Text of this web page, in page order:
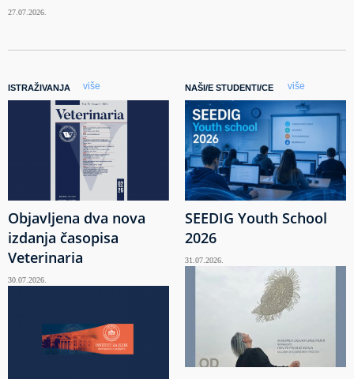
27.07.2026.
ISTRAŽIVANJA više
Objavljena dva nova
izdanja časopisa
Veterinaria
30.07.2026.
NAŠI/E STUDENTI/CE više
SEEDIG Youth School
2026
31.07.2026.